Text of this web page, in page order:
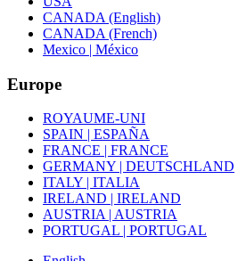
CANADA (English)
CANADA (French)
Mexico | México
Europe
ROYAUME-UNI
SPAIN | ESPAÑA
FRANCE | FRANCE
GERMANY | DEUTSCHLAND
ITALY | ITALIA
IRELAND | IRELAND
AUSTRIA | AUSTRIA
PORTUGAL | PORTUGAL